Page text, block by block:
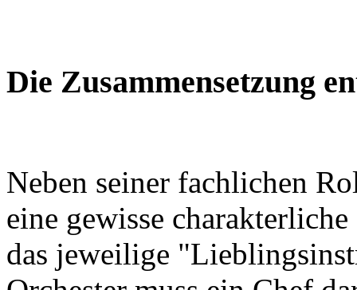
Die Zusammensetzung
Neben seiner fachlichen
eine gewisse
das jeweilige